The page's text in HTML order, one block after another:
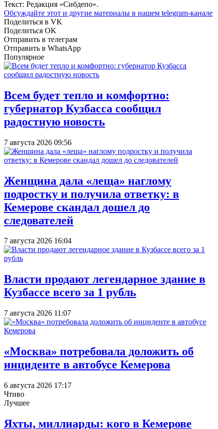
Текст: Редакция «Сибдепо».
Обсуждайте этот и другие материалы в нашем telegram-канале
Поделиться в VK
Поделиться OK
Отправить в телеграм
Отправить в WhatsApp
Популярное
Всем будет тепло и комфортно:
губернатор Кузбасса сообщил
радостную новость
7 августа 2026 09:56
Женщина дала «леща» наглому
подростку и получила ответку: в
Кемерове скандал дошел до
следователей
7 августа 2026 16:04
Власти продают легендарное здание в
Кузбассе всего за 1 рубль
7 августа 2026 11:07
«Москва» потребовала доложить об
инциденте в автобусе Кемерова
6 августа 2026 17:17
Чтиво
Лучшее
Яхты, миллиарды: кого в Кемерове